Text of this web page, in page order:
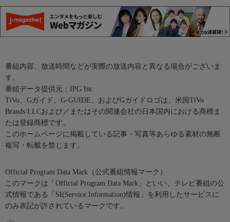
番組内容、放送時間などが実際の放送内容と異なる場合がございま
す。
番組データ提供元：IPG Inc.
TiVo、Gガイド、G-GUIDE、およびGガイドロゴは、米国TiVo
Brands LLCおよび／またはその関連会社の日本国内における商標ま
たは登録商標です。
このホームページに掲載している記事・写真等あらゆる素材の無断
複写・転載を禁じます。
Official Program Data Mark（公式番組情報マーク）
このマークは「Official Program Data Mark」といい、テレビ番組の公
式情報である「SI(Service Information)情報」を利用したサービスに
のみ表記が許されているマークです。